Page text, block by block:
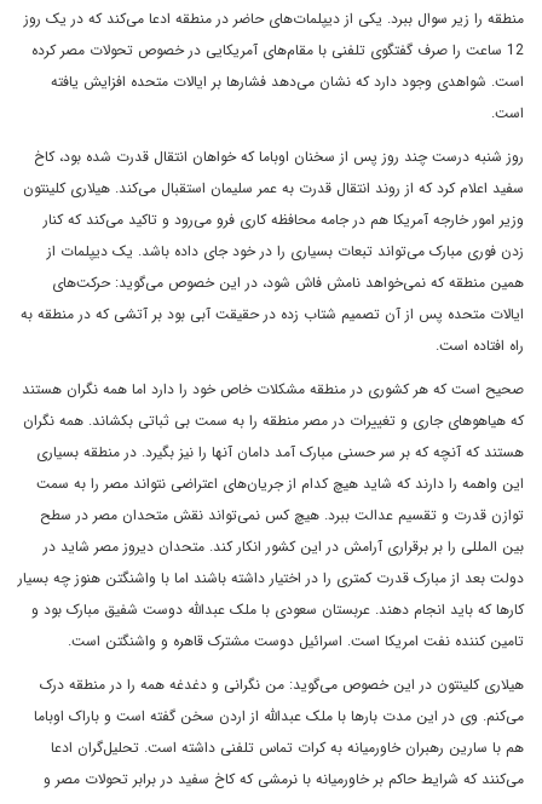
منطقه را زیر سوال ببرد. یکی از دیپلمات‌‌های حاضر در منطقه ادعا می‌کند که در یک روز
12 ساعت را صرف گفتگوی تلفنی با مقام‌‌های آمریکایی در خصوص تحولات مصر کرده
است. شواهدی وجود دارد که نشان می‌دهد فشارها بر ایالات متحده افزایش یافته
است.
روز شنبه درست چند روز پس از سخنان اوباما که خواهان انتقال قدرت شده بود، کاخ
سفید اعلام کرد که از روند انتقال قدرت به عمر سلیمان استقبال می‌کند. هیلاری کلینتون
وزیر امور خارجه آمریکا هم در جامه محافظه کاری فرو می‌رود و تاکید می‌کند که کنار
زدن فوری مبارک می‌تواند تبعات بسیاری را در خود جای داده باشد. یک دیپلمات از
همین منطقه که نمی‌خواهد نامش فاش شود، در این خصوص می‌گوید: حرکت‌‌های
ایالات متحده پس از آن تصمیم شتاب زده در حقیقت آبی بود بر آتشی که در منطقه به
راه افتاده است.
صحیح است که هر کشوری در منطقه مشکلات خاص خود را دارد اما همه نگران هستند
که هیاهوهای جاری و تغییرات در مصر منطقه را به سمت بی ثباتی بکشاند. همه نگران
هستند که آنچه که بر سر حسنی مبارک آمد دامان آنها را نیز بگیرد. در منطقه بسیاری
این واهمه را دارند که شاید هیچ کدام از جریان‌‌های اعتراضی نتواند مصر را به سمت
توازن قدرت و تقسیم عدالت ببرد. هیچ کس نمی‌تواند نقش متحدان مصر در سطح
بین المللی را بر برقراری آرامش در این کشور انکار کند. متحدان دیروز مصر شاید در
دولت بعد از مبارک قدرت کمتری را در اختیار داشته باشند اما با واشنگتن هنوز چه بسیار
کارها که باید انجام دهند. عربستان سعودی با ملک عبدالله دوست شفیق مبارک بود و
تامین کننده نفت امریکا است. اسرائیل دوست مشترک قاهره و واشنگتن است.
هیلاری کلینتون در این خصوص می‌گوید: من نگرانی و دغدغه همه را در منطقه درک
می‌کنم. وی در این مدت بارها با ملک عبدالله از اردن سخن گفته است و باراک اوباما
هم با سارین رهبران خاورمیانه به کرات تماس تلفنی داشته است. تحلیل‌گران ادعا
می‌کنند که شرایط حاکم بر خاورمیانه با نرمشی که کاخ سفید در برابر تحولات مصر و